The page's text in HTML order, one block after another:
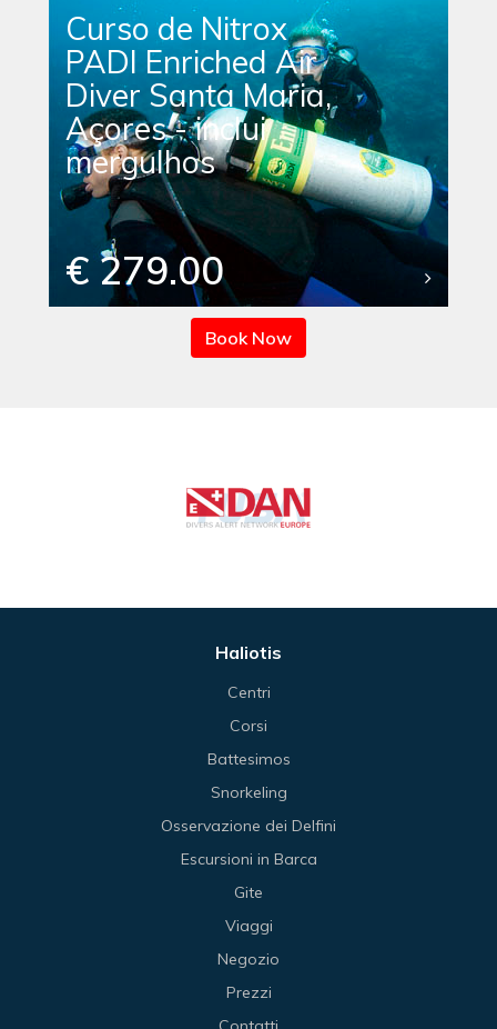
Curso de Nitrox
PADI Enriched Air
Diver Santa Maria,
Açores - inclui
mergulhos
€ 279.00
Book Now
Haliotis
Centri
Corsi
Battesimos
Snorkeling
Osservazione dei Delfini
Escursioni in Barca
Gite
Viaggi
Negozio
Prezzi